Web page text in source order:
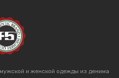
и женской одежды из денима